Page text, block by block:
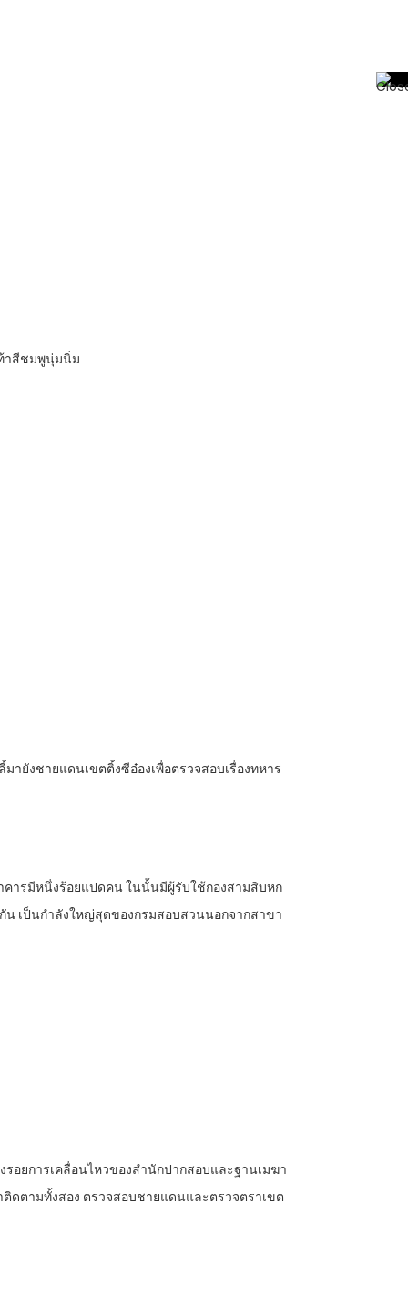
าสีชมพูนุ่มนิ่ม
ยังชายแดนเขตติ้งซีอ๋องเพื่อตรวจสอบเรื่องทหาร
คารมีหนึ่งร้อยแปดคน ในนั้นมีผู้รับใช้กองสามสิบหก
เป็นกำลังใหญ่สุดของกรมสอบสวนนอกจากสาขา
อยการเคลื่อนไหวของสำนักปากสอบและฐานเมฆา
ดตามทั้งสอง ตรวจสอบชายแดนและตรวจตราเขต